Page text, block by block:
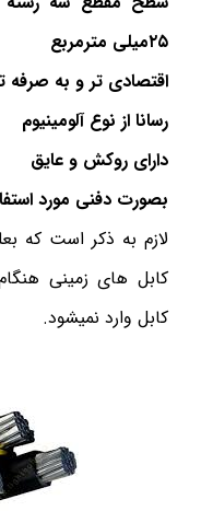
۲۵میلی مترمربع
اقتصادی تر و به صرفه تر
رسانا از نوع آلومینیوم
دارای روکش و عایق
بصورت دفنی مورد
لازم به ذکر است که
کابل های زمینی
کابل وارد نمیشود.